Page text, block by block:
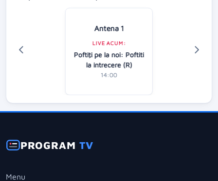
Antena 1
LIVE ACUM:
Poftiţi pe la noi: Poftiti
la intrecere (R)
14:00
PROGRAMTV
Menu